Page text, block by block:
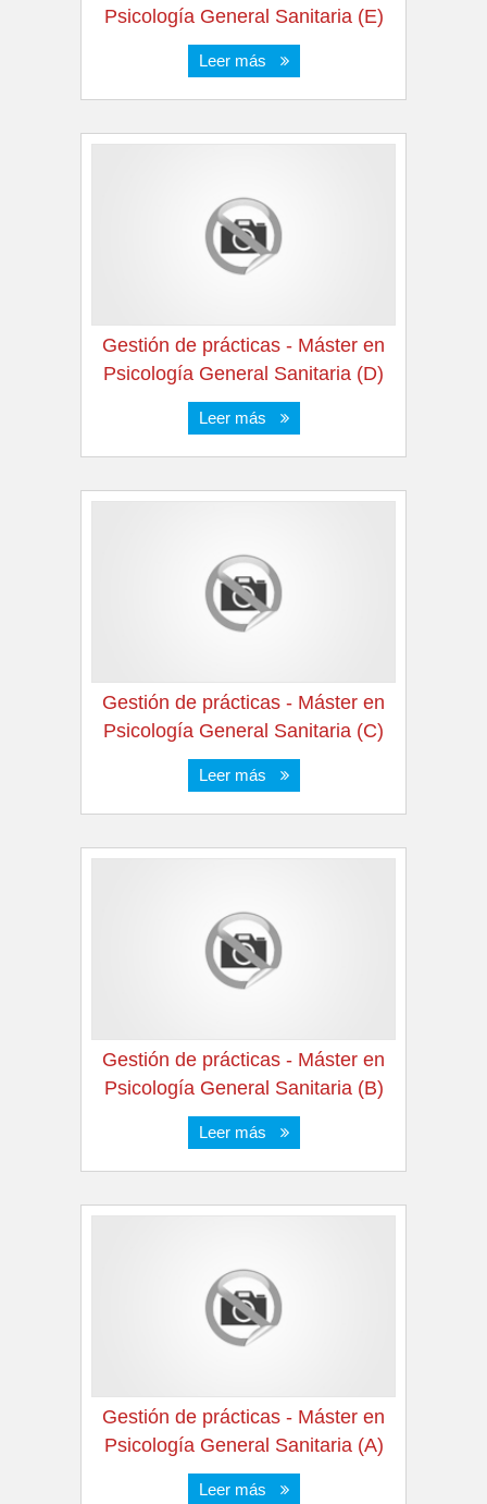
Psicología General Sanitaria (E)
Leer más
Gestión de prácticas - Máster en
Psicología General Sanitaria (D)
Leer más
Gestión de prácticas - Máster en
Psicología General Sanitaria (C)
Leer más
Gestión de prácticas - Máster en
Psicología General Sanitaria (B)
Leer más
Gestión de prácticas - Máster en
Psicología General Sanitaria (A)
Leer más